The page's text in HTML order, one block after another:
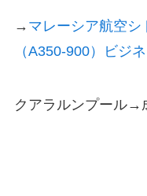
→ マレーシア航空
（A350-900）ビジ
クアラルンプール→